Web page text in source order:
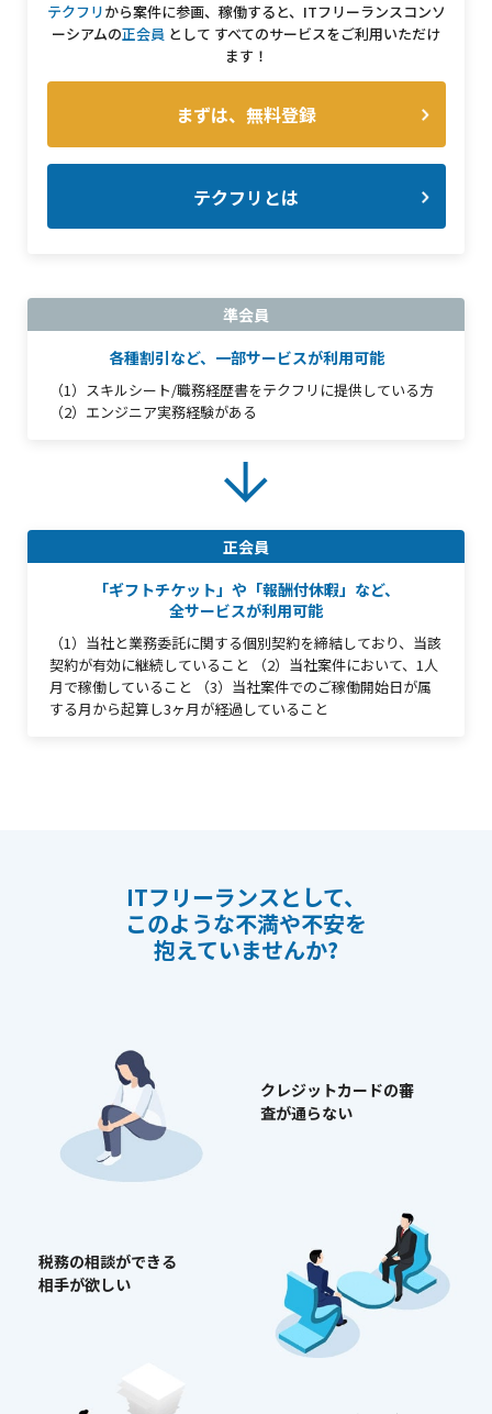
テクフリから案件に参画、稼働すると、ITフリーランスコンソ
ーシアムの正会員 として すべてのサービスをご利用いただけ
ます！
まずは、無料登録
テクフリとは
準会員
各種割引など、一部サービスが利用可能
（1）スキルシート/職務経歴書をテクフリに提供している方
（2）エンジニア実務経験がある
正会員
「ギフトチケット」や「報酬付休暇」など、
全サービスが利用可能
（1）当社と業務委託に関する個別契約を締結しており、当該
契約が有効に継続していること （2）当社案件において、1人
月で稼働していること （3）当社案件でのご稼働開始日が属
する月から起算し3ヶ月が経過していること
ITフリーランスとして、
このような不満や不安を
抱えていませんか?
クレジットカードの審
査が通らない
税務の相談ができる
相手が欲しい